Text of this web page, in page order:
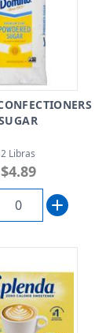
2 Libras
$4.89